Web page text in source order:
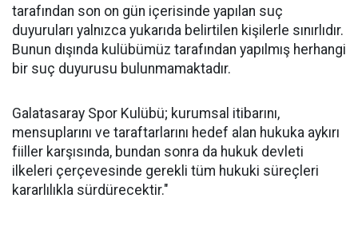
tarafından son on gün içerisinde yapılan suç
duyuruları yalnızca yukarıda belirtilen kişilerle sınırlıdır.
Bunun dışında kulübümüz tarafından yapılmış herhangi
bir suç duyurusu bulunmamaktadır.
Galatasaray Spor Kulübü; kurumsal itibarını,
mensuplarını ve taraftarlarını hedef alan hukuka aykırı
fiiller karşısında, bundan sonra da hukuk devleti
ilkeleri çerçevesinde gerekli tüm hukuki süreçleri
kararlılıkla sürdürecektir."